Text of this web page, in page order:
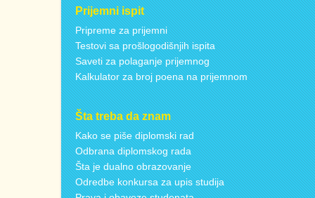
Prijemni ispit
Pripreme za prijemni
Testovi sa prošlogodišnjih ispita
Saveti za polaganje prijemnog
Kalkulator za broj poena na prijemnom
Šta treba da znam
Kako se piše diplomski rad
Odbrana diplomskog rada
Šta je dualno obrazovanje
Odredbe konkursa za upis studija